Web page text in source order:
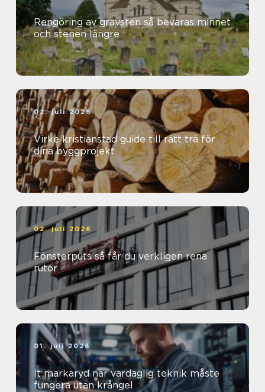
Rengöring av gravsten så bevaras minnet
och stenen längre
02. juli 2026
Virke kristianstad guide till rätt trä för
dina byggprojekt
02. juli 2026
Fönsterputs så får du verkligen rena
rutor
01. juli 2026
It markaryd när vardaglig teknik måste
fungera utan krångel